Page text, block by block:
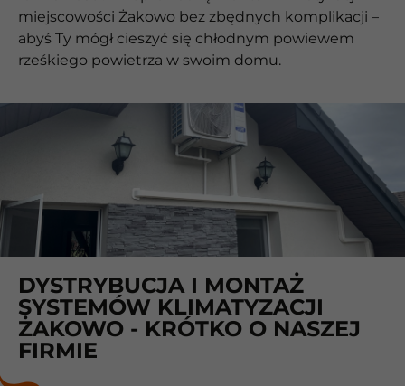
miejscowości Żakowo bez zbędnych komplikacji –
abyś Ty mógł cieszyć się chłodnym powiewem
rześkiego powietrza w swoim domu.
DYSTRYBUCJA I MONTAŻ
SYSTEMÓW KLIMATYZACJI
ŻAKOWO - KRÓTKO O NASZEJ
FIRMIE